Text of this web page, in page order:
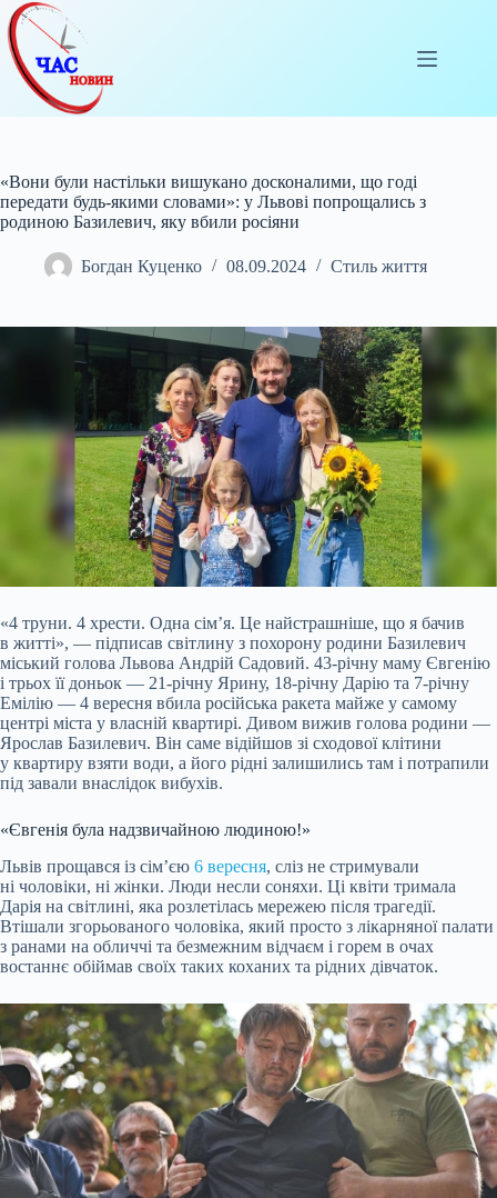
Перейти
до
вмісту
«Вони були настільки вишукано досконалими, що годі
передати будь-якими словами»: у Львові попрощались з
родиною Базилевич, яку вбили росіяни
Богдан Куценко 08.09.2024 Стиль життя
«4 труни. 4 хрести. Одна сім’я. Це найстрашніше, що я бачив
в житті», — підписав світлину з похорону родини Базилевич
міський голова Львова Андрій Садовий. 43-річну маму Євгенію
і трьох її доньок — 21-річну Ярину, 18-річну Дарію та 7-річну
Емілію — 4 вересня вбила російська ракета майже у самому
центрі міста у власній квартирі. Дивом вижив голова родини —
Ярослав Базилевич. Він саме відійшов зі сходової клітини
у квартиру взяти води, а його рідні залишились там і потрапили
під завали внаслідок вибухів.
«Євгенія була надзвичайною людиною!»
Львів прощався із сім’єю 6 вересня, сліз не стримували
ні чоловіки, ні жінки. Люди несли соняхи. Ці квіти тримала
Дарія на світлині, яка розлетілась мережею після трагедії.
Втішали згорьованого чоловіка, який просто з лікарняної палати
з ранами на обличчі та безмежним відчаєм і горем в очах
востаннє обіймав своїх таких коханих та рідних дівчаток.